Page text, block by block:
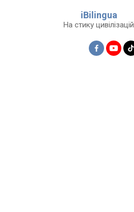
iBilingua
На стику цивілізацій